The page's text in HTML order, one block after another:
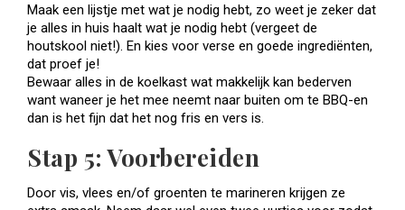
Maak een lijstje met wat je nodig hebt, zo weet je zeker dat
je alles in huis haalt wat je nodig hebt (vergeet de
houtskool niet!). En kies voor verse en goede ingrediënten,
dat proef je!
Bewaar alles in de koelkast wat makkelijk kan bederven
want waneer je het mee neemt naar buiten om te BBQ-en
dan is het fijn dat het nog fris en vers is.
Stap 5: Voorbereiden
Door vis, vlees en/of groenten te marineren krijgen ze